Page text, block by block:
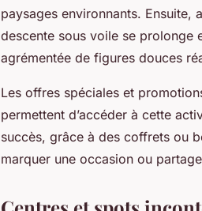
paysages environnants. Ensuite,
descente sous voile se prolonge
agrémentée de figures douces
Les offres spéciales et
permettent d’accéder à cette
succès, grâce à des coffrets ou
marquer une occasion ou